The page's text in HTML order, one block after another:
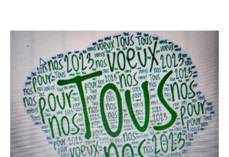
Dienstleistungen
Lage und Zufahrt
Kontaktformular
Dokumentation
Nachrichten